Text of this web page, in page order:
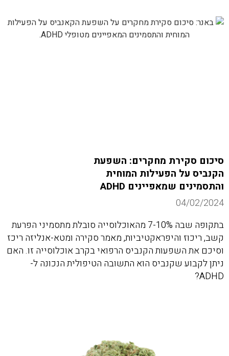
סיכום סקירת מחקרים: השפעת
הקנביס על הפעילות המוחית
והתסמינים שמאפיינים ADHD
04/02/2024
בתקופה שבה 7-10% מהאוכלוסייה סובלת מתסמיני הפרעת
קשב, ריכוז והיפראקטיביות, מאמר סקירה ומטא-אנליזה ריכז
וסיכם את השפעות הקנביס הרפואי בקרב אוכלוסייה זו. האם
ניתן לקבוע שקנביס הוא התשובה הטיפולית הנכונה ל-
ADHD?